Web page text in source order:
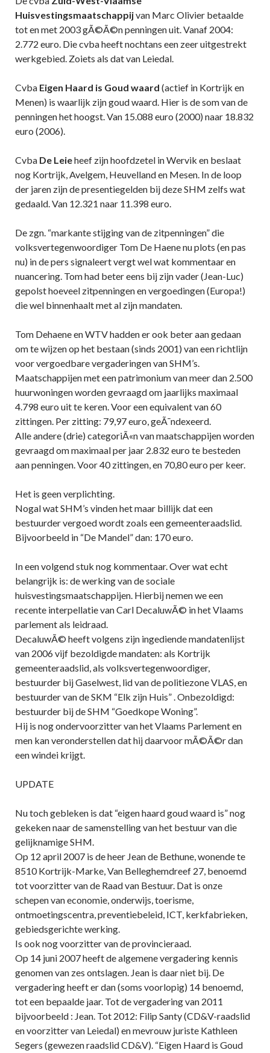
Huisvestingsmaatschappijvan Marc Olivier betaalde
tot en met 2003 gÃ©Ã©n penningen uit. Vanaf 2004:
2.772 euro. Die cvba heeft nochtans een zeer uitgestrekt
werkgebied. Zoiets als dat van Leiedal.
Cvba Eigen Haard is Goud waard (actief in Kortrijk en
Menen) is waarlijk zijn goud waard. Hier is de som van de
penningen het hoogst. Van 15.088 euro (2000) naar 18.832
euro (2006).
Cvba De Leieheef zijn hoofdzetel in Wervik en beslaat
nog Kortrijk, Avelgem, Heuvelland en Mesen. In de loop
der jaren zijn de presentiegelden bij deze SHM zelfs wat
gedaald. Van 12.321 naar 11.398 euro.
De zgn. “markante stijging van de zitpenningen” die
volksvertegenwoordiger Tom De Haene nu plots (en pas
nu) in de pers signaleert vergt wel wat kommentaar en
nuancering. Tom had beter eens bij zijn vader (Jean-Luc)
gepolst hoeveel zitpenningen en vergoedingen (Europa!)
die wel binnenhaalt met al zijn mandaten.
Tom Dehaene en WTV hadden er ook beter aan gedaan
om te wijzen op het bestaan (sinds 2001) van een richtlijn
voor vergoedbare vergaderingen van SHM’s.
Maatschappijen met een patrimonium van meer dan 2.500
huurwoningen worden gevraagd om jaarlijks maximaal
4.798 euro uit te keren. Voor een equivalent van 60
zittingen. Per zitting: 79,97 euro, geÃ¯ndexeerd.
Alle andere (drie) categoriÃ«n van maatschappijen worden
gevraagd om maximaal per jaar 2.832 euro te besteden
aan penningen. Voor 40 zittingen, en 70,80 euro per keer.
Het is geen verplichting.
Nogal wat SHM’s vinden het maar billijk dat een
bestuurder vergoed wordt zoals een gemeenteraadslid.
Bijvoorbeeld in “De Mandel” dan: 170 euro.
In een volgend stuk nog kommentaar. Over wat echt
belangrijk is: de werking van de sociale
huisvestingsmaatschappijen. Hierbij nemen we een
recente interpellatie van Carl DecaluwÃ© in het Vlaams
parlement als leidraad.
DecaluwÃ© heeft volgens zijn ingediende mandatenlijst
van 2006 vijf bezoldigde mandaten: als Kortrijk
gemeenteraadslid, als volksvertegenwoordiger,
bestuurder bij Gaselwest, lid van de politiezone VLAS, en
bestuurder van de SKM “Elk zijn Huis” . Onbezoldigd:
bestuurder bij de SHM “Goedkope Woning”.
Hij is nog ondervoorzitter van het Vlaams Parlement en
men kan veronderstellen dat hij daarvoor mÃ©Ã©r dan
een windei krijgt.
UPDATE
Nu toch gebleken is dat “eigen haard goud waard is” nog
gekeken naar de samenstelling van het bestuur van die
gelijknamige SHM.
Op 12 april 2007 is de heer Jean de Bethune, wonende te
8510 Kortrijk-Marke, Van Belleghemdreef 27, benoemd
tot voorzitter van de Raad van Bestuur. Dat is onze
schepen van economie, onderwijs, toerisme,
ontmoetingscentra, preventiebeleid, ICT, kerkfabrieken,
gebiedsgerichte werking.
Is ook nog voorzitter van de provincieraad.
Op 14 juni 2007 heeft de algemene vergadering kennis
genomen van zes ontslagen. Jean is daar niet bij. De
vergadering heeft er dan (soms voorlopig) 14 benoemd,
tot een bepaalde jaar. Tot de vergadering van 2011
bijvoorbeeld : Jean. Tot 2012: Filip Santy (CD&V-raadslid
en voorzitter van Leiedal) en mevrouw juriste Kathleen
Segers (gewezen raadslid CD&V). “Eigen Haard is Goud